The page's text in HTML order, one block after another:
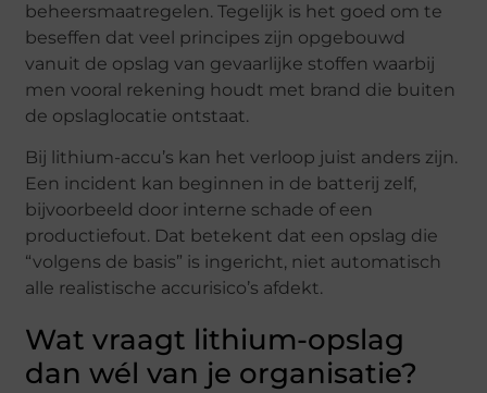
beheersmaatregelen. Tegelijk is het goed om te
beseffen dat veel principes zijn opgebouwd
vanuit de opslag van gevaarlijke stoffen waarbij
men vooral rekening houdt met brand die buiten
de opslaglocatie ontstaat.
Bij lithium-accu’s kan het verloop juist anders zijn.
Een incident kan beginnen in de batterij zelf,
bijvoorbeeld door interne schade of een
productiefout. Dat betekent dat een opslag die
“volgens de basis” is ingericht, niet automatisch
alle realistische accurisico’s afdekt.
Wat vraagt lithium-opslag
dan wél van je organisatie?